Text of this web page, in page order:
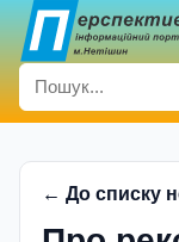
← До списку